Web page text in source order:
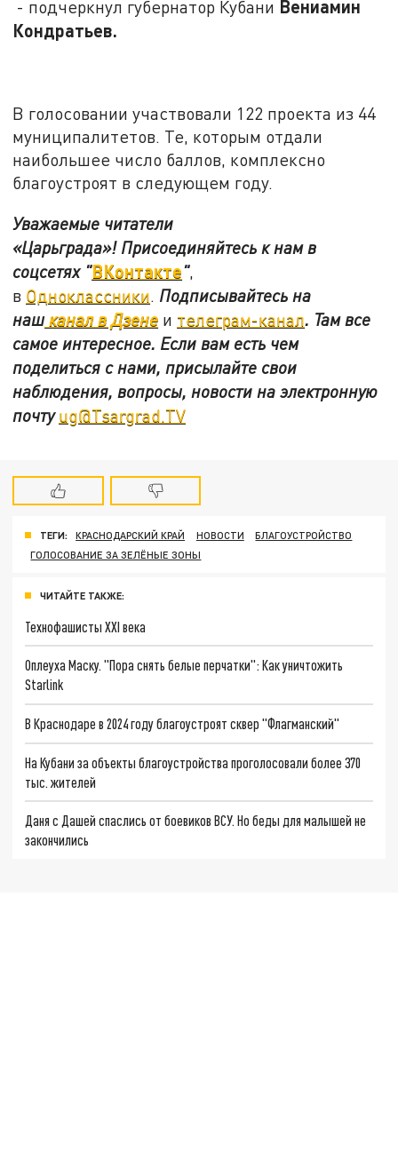
- подчеркнул губернатор Кубани Вениамин
Кондратьев.
В голосовании участвовали 122 проекта из 44
муниципалитетов. Те, которым отдали
наибольшее число баллов, комплексно
благоустроят в следующем году.
Уважаемые читатели
«Царьграда»! Присоединяйтесь к нам в
соцсетях "ВКонтакте",
в Одноклассники. Подписывайтесь на
нашканал в Дзене и телеграм-канал. Там все
самое интересное. Если вам есть чем
поделиться с нами, присылайте свои
наблюдения, вопросы, новости на электронную
почтуug@Tsargrad.TV
ТЕГИ: КРАСНОДАРСКИЙ КРАЙ НОВОСТИ
БЛАГОУСТРОЙСТВО
ГОЛОСОВАНИЕ ЗА ЗЕЛЁНЫЕ ЗОНЫ
ЧИТАЙТЕ ТАКЖЕ:
Технофашисты XXI века
Оплеуха Маску. "Пора снять белые перчатки": Как уничтожить
Starlink
В Краснодаре в 2024 году благоустроят сквер "Флагманский"
На Кубани за объекты благоустройства проголосовали более 370
тыс. жителей
Даня с Дашей спаслись от боевиков ВСУ. Но беды для малышей не
закончились